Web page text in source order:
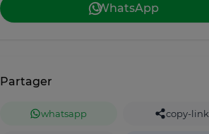
WhatsApp
Partager
whatsapp copy-link